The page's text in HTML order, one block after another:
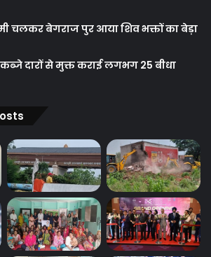
चलकर बेगराज पुर आया शिव भक्तों का बेड़ा
दारों से मुक्त कराई लगभग 25 बीधा